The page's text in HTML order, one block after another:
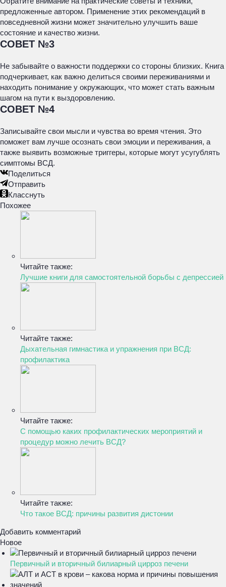
предложенные автором. Применение этих рекомендаций в
повседневной жизни может значительно улучшить ваше
состояние и качество жизни.
СОВЕТ №3
Не забывайте о важности поддержки со стороны близких. Книга
подчеркивает, как важно делиться своими переживаниями и
находить понимание у окружающих, что может стать важным
шагом на пути к выздоровлению.
СОВЕТ №4
Записывайте свои мысли и чувства во время чтения. Это
поможет вам лучше осознать свои эмоции и переживания, а
также выявить возможные триггеры, которые могут усугублять
симптомы ВСД.
Поделиться
Отправить
Класснуть
Похожее
Читайте также:
Лучшие книги для самостоятельной борьбы с депрессией
Читайте также:
Дыхательная гимнастика и упражнения при ВСД:
профилактика
Читайте также:
С помощью каких профилактических мероприятий и
процедур можно лечить ВСД?
Читайте также:
Что такое ВСД: причины развития дистонии
Добавить комментарий
Новое
Первичный и вторичный билиарный цирроз печени